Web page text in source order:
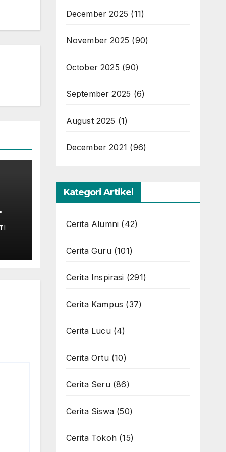
December 2025 (11)
November 2025 (90)
October 2025 (90)
September 2025 (6)
August 2025 (1)
December 2021 (96)
Kategori Artikel
Cerita Alumni (42)
Cerita Guru(101)
Cerita Inspirasi (291)
Cerita Kampus (37)
Cerita Lucu(4)
Cerita Ortu(10)
Cerita Seru(86)
Cerita Siswa(50)
Cerita Tokoh(15)